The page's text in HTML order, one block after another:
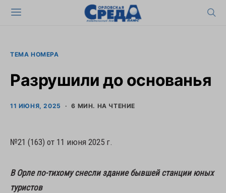
ТЕМА НОМЕРА
Разрушили до основанья
11 ИЮНЯ, 2025 6 МИН. НА ЧТЕНИЕ
№21 (163) от 11 июня 2025 г.
В Орле по-тихому снесли здание бывшей станции юных
туристов